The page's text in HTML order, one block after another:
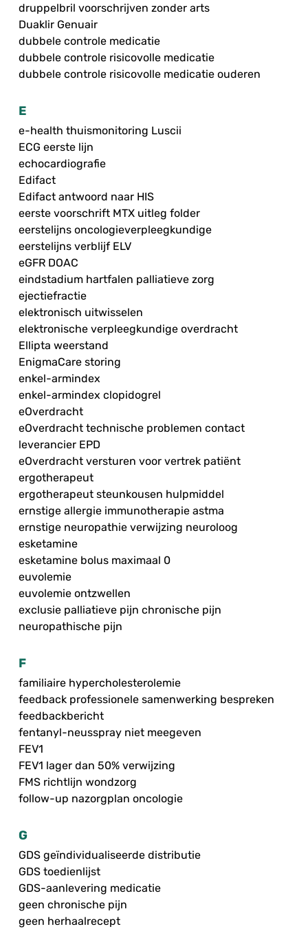
druppelbril voorschrijven zonder arts
Duaklir Genuair
dubbele controle medicatie
dubbele controle risicovolle medicatie
dubbele controle risicovolle medicatie ouderen
E
e-health thuismonitoring Luscii
ECG eerste lijn
echocardiografie
Edifact
Edifact antwoord naar HIS
eerste voorschrift MTX uitleg folder
eerstelijns oncologieverpleegkundige
eerstelijns verblijf ELV
eGFR DOAC
eindstadium hartfalen palliatieve zorg
ejectiefractie
elektronisch uitwisselen
elektronische verpleegkundige overdracht
Ellipta weerstand
EnigmaCare storing
enkel-armindex
enkel-armindex clopidogrel
eOverdracht
eOverdracht technische problemen contact
leverancier EPD
eOverdracht versturen voor vertrek patiënt
ergotherapeut
ergotherapeut steunkousen hulpmiddel
ernstige allergie immunotherapie astma
ernstige neuropathie verwijzing neuroloog
esketamine
esketamine bolus maximaal 0
euvolemie
euvolemie ontzwellen
exclusie palliatieve pijn chronische pijn
neuropathische pijn
F
familiaire hypercholesterolemie
feedback professionele samenwerking bespreken
feedbackbericht
fentanyl-neusspray niet meegeven
FEV1
FEV1 lager dan 50% verwijzing
FMS richtlijn wondzorg
follow-up nazorgplan oncologie
G
GDS geïndividualiseerde distributie
GDS toedienlijst
GDS-aanlevering medicatie
geen chronische pijn
geen herhaalrecept